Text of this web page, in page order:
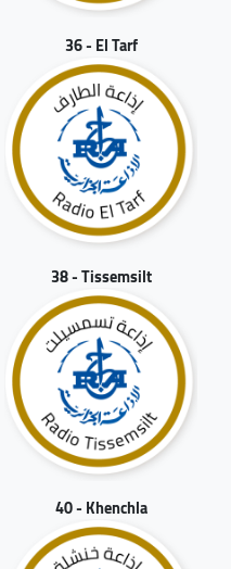
36 - El Tarf
38 - Tissemsilt
40 - Khenchla